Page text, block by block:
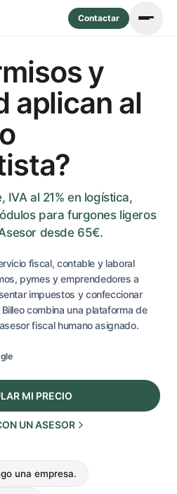
Contactar
y
aplican al
al 21% en logística,
para furgones ligeros
desde 65€.
fiscal, contable y laboral
pymes y emprendedores a
impuestos y confeccionar
combina una plataforma de
fiscal humano asignado.
MI PRECIO
UN ASESOR
una empresa.